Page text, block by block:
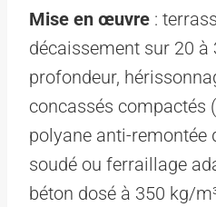
Mise en œuvre :
décaissement sur 20 à
profondeur,
concassés compactés
polyane anti-remontée
soudé ou ferraillage
béton dosé à 350 kg/